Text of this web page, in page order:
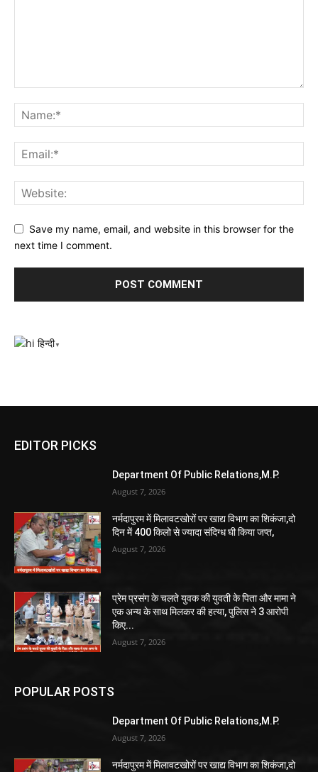
Save my name, email, and website in this browser for the
next time I comment.
हिन्दी▼
EDITOR PICKS
Department Of Public Relations,M.P.
August 7, 2026
नर्मदापुरम में मिलावटखोरों पर खाद्य विभाग का शिकंजा,दो
दिन में 400 किलो से ज्यादा संदिग्ध घी किया जप्त,
August 7, 2026
प्रेम प्रसंग के चलते युवक की युवती के पिता और मामा ने
एक अन्य के साथ मिलकर की हत्या, पुलिस ने 3 आरोपी
किए...
August 7, 2026
POPULAR POSTS
Department Of Public Relations,M.P.
August 7, 2026
नर्मदापुरम में मिलावटखोरों पर खाद्य विभाग का शिकंजा,दो